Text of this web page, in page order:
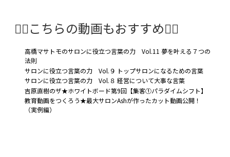
🤸‍♂️こちらの動画もおすすめ🤸‍♀️
高橋マサトモのサロンに役立つ言葉の力 Vol.11 夢を叶える７つの
法則
サロンに役立つ言葉の力 Vol.９ トップサロンになるための言葉
サロンに役立つ言葉の力 Vol.８ 経営について大事な言葉
吉原直樹のザ★ホワイトボード第9回【集客①パラダイムシフト】
教育動画をつくろう★最大サロンAshが作ったカット動画公開！
（実例編）